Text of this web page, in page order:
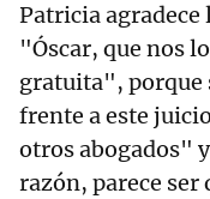
Patricia agradece
"Óscar, que nos
gratuita", porque
frente a este
otros abogados"
razón, parece